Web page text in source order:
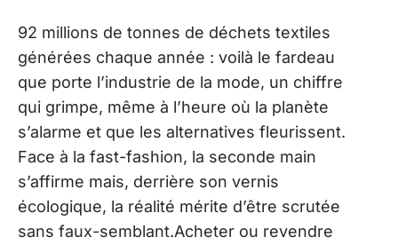
92 millions de tonnes de déchets textiles
générées chaque année : voilà le fardeau
que porte l’industrie de la mode, un chiffre
qui grimpe, même à l’heure où la planète
s’alarme et que les alternatives fleurissent.
Face à la fast-fashion, la seconde main
s’affirme mais, derrière son vernis
écologique, la réalité mérite d’être scrutée
sans faux-semblant.Acheter ou revendre